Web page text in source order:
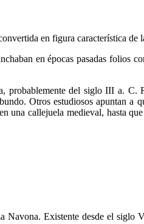
en figura característica
en épocas pasadas folios
probablemente del siglo III a. C.
Otros estudiosos apuntan
una callejuela medieval, hasta
Navona. Existente desde el